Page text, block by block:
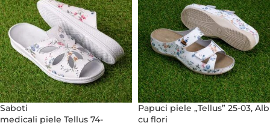
Saboti
medicali piele Tellus 74-
Papuci piele „Tellus” 25-03, Alb
cu flori